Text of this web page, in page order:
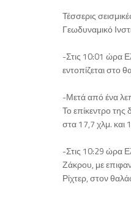
Τέσσερις
Γεωδυναμικό
-Στις 10:01 ώρα
εντοπίζεται στο
-Μετά από ένα
Το επίκεντρο
στα 17,7 χλμ. και
-Στις 10:29 ώρα
Ζάκρου, με
Ρίχτερ, στον